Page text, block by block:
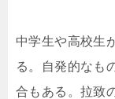
中学生や高校生
る。自発的なも
合もある。拉致